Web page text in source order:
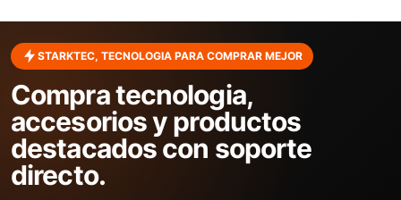
STARKTEC, TECNOLOGIA PARA COMPRAR MEJOR
Compra tecnologia,
accesorios y productos
destacados con soporte
directo.